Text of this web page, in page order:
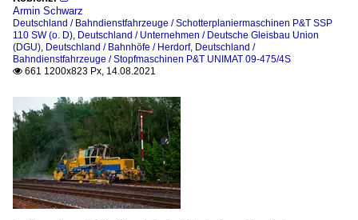
Armin Schwarz
Deutschland / Bahndienstfahrzeuge / Schotterplaniermaschinen P&T SSP
110 SW (o. D), Deutschland / Unternehmen / Deutsche Gleisbau Union
(DGU), Deutschland / Bahnhöfe / Herdorf, Deutschland /
Bahndienstfahrzeuge / Stopfmaschinen P&T UNIMAT 09-475/4S
 661 1200x823 Px, 14.08.2021